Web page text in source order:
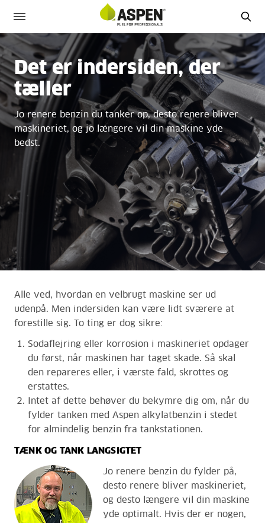
Det er indersiden, der
tæller
Jo renere benzin du tanker op, desto renere bliver
maskineriet, og jo længere vil din maskine yde
bedst.
Alle ved, hvordan en velbrugt maskine ser ud
udenpå. Men indersiden kan være lidt sværere at
forestille sig. To ting er dog sikre:
Sodaflejring eller korrosion i maskinerietopdager
du først, når maskinen har taget skade. Så skal
den repareres eller, i værste fald, skrottes og
erstattes.
Intet af dette behøver du bekymre dig om, når du
fylder tanken med Aspen alkylatbenzin i stedet
for almindelig benzin fra tankstationen.
TÆNK OG TANK LANGSIGTET
Jo renere benzin du fylder på,
desto renere bliver maskineriet,
og desto længere vil din maskine
yde optimalt. Hvis der er nogen,